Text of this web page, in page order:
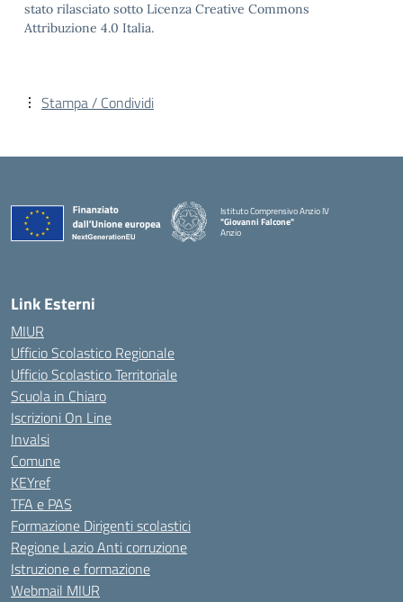
stato rilasciato sotto Licenza Creative Commons
Attribuzione 4.0 Italia.
Stampa / Condividi
Istituto Comprensivo Anzio IV
"Giovanni Falcone"
Anzio
Link Esterni
MIUR
Ufficio Scolastico Regionale
Ufficio Scolastico Territoriale
Scuola in Chiaro
Iscrizioni On Line
Invalsi
Comune
KEYref
TFA e PAS
Formazione Dirigenti scolastici
Regione Lazio Anti corruzione
Istruzione e formazione
Webmail MIUR